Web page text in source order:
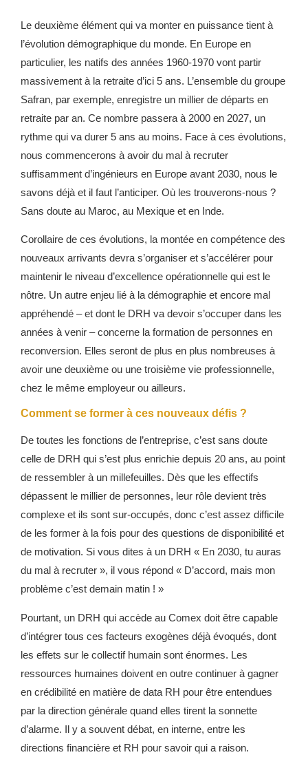
Le deuxième élément qui va monter en puissance tient à
l’évolution démographique du monde. En Europe en
particulier, les natifs des années 1960-1970 vont partir
massivement à la retraite d’ici 5 ans. L’ensemble du groupe
Safran, par exemple, enregistre un millier de départs en
retraite par an. Ce nombre passera à 2000 en 2027, un
rythme qui va durer 5 ans au moins. Face à ces évolutions,
nous commencerons à avoir du mal à recruter
suffisamment d’ingénieurs en Europe avant 2030, nous le
savons déjà et il faut l’anticiper. Où les trouverons-nous ?
Sans doute au Maroc, au Mexique et en Inde.
Corollaire de ces évolutions, la montée en compétence des
nouveaux arrivants devra s’organiser et s’accélérer pour
maintenir le niveau d’excellence opérationnelle qui est le
nôtre. Un autre enjeu lié à la démographie et encore mal
appréhendé – et dont le DRH va devoir s’occuper dans les
années à venir – concerne la formation de personnes en
reconversion. Elles seront de plus en plus nombreuses à
avoir une deuxième ou une troisième vie professionnelle,
chez le même employeur ou ailleurs.
Comment se former à ces nouveaux défis ?
De toutes les fonctions de l’entreprise, c’est sans doute
celle de DRH qui s’est plus enrichie depuis 20 ans, au point
de ressembler à un millefeuilles. Dès que les effectifs
dépassent le millier de personnes, leur rôle devient très
complexe et ils sont sur-occupés, donc c’est assez difficile
de les former à la fois pour des questions de disponibilité et
de motivation. Si vous dites à un DRH « En 2030, tu auras
du mal à recruter », il vous répond « D’accord, mais mon
problème c’est demain matin ! »
Pourtant, un DRH qui accède au Comex doit être capable
d’intégrer tous ces facteurs exogènes déjà évoqués, dont
les effets sur le collectif humain sont énormes. Les
ressources humaines doivent en outre continuer à gagner
en crédibilité en matière de data RH pour être entendues
par la direction générale quand elles tirent la sonnette
d’alarme. Il y a souvent débat, en interne, entre les
directions financière et RH pour savoir qui a raison.